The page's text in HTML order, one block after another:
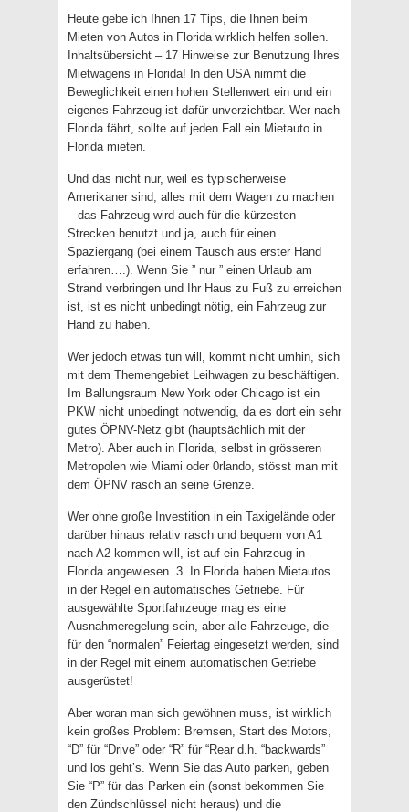
Heute gebe ich Ihnen 17 Tips, die Ihnen beim
Mieten von Autos in Florida wirklich helfen sollen.
Inhaltsübersicht – 17 Hinweise zur Benutzung Ihres
Mietwagens in Florida! In den USA nimmt die
Beweglichkeit einen hohen Stellenwert ein und ein
eigenes Fahrzeug ist dafür unverzichtbar. Wer nach
Florida fährt, sollte auf jeden Fall ein Mietauto in
Florida mieten.
Und das nicht nur, weil es typischerweise
Amerikaner sind, alles mit dem Wagen zu machen
– das Fahrzeug wird auch für die kürzesten
Strecken benutzt und ja, auch für einen
Spaziergang (bei einem Tausch aus erster Hand
erfahren….). Wenn Sie ” nur ” einen Urlaub am
Strand verbringen und Ihr Haus zu Fuß zu erreichen
ist, ist es nicht unbedingt nötig, ein Fahrzeug zur
Hand zu haben.
Wer jedoch etwas tun will, kommt nicht umhin, sich
mit dem Themengebiet Leihwagen zu beschäftigen.
Im Ballungsraum New York oder Chicago ist ein
PKW nicht unbedingt notwendig, da es dort ein sehr
gutes ÖPNV-Netz gibt (hauptsächlich mit der
Metro). Aber auch in Florida, selbst in grösseren
Metropolen wie Miami oder 0rlando, stösst man mit
dem ÖPNV rasch an seine Grenze.
Wer ohne große Investition in ein Taxigelände oder
darüber hinaus relativ rasch und bequem von A1
nach A2 kommen will, ist auf ein Fahrzeug in
Florida angewiesen. 3. In Florida haben Mietautos
in der Regel ein automatisches Getriebe. Für
ausgewählte Sportfahrzeuge mag es eine
Ausnahmeregelung sein, aber alle Fahrzeuge, die
für den “normalen” Feiertag eingesetzt werden, sind
in der Regel mit einem automatischen Getriebe
ausgerüstet!
Aber woran man sich gewöhnen muss, ist wirklich
kein großes Problem: Bremsen, Start des Motors,
“D” für “Drive” oder “R” für “Rear d.h. “backwards”
und los geht’s. Wenn Sie das Auto parken, geben
Sie “P” für das Parken ein (sonst bekommen Sie
den Zündschlüssel nicht heraus) und die